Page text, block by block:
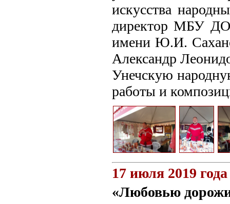
искусства
директор МБУ ДО
имени Ю.И.
Александр
Унечскую
работы и
17 июля 2019 года
«Любовью